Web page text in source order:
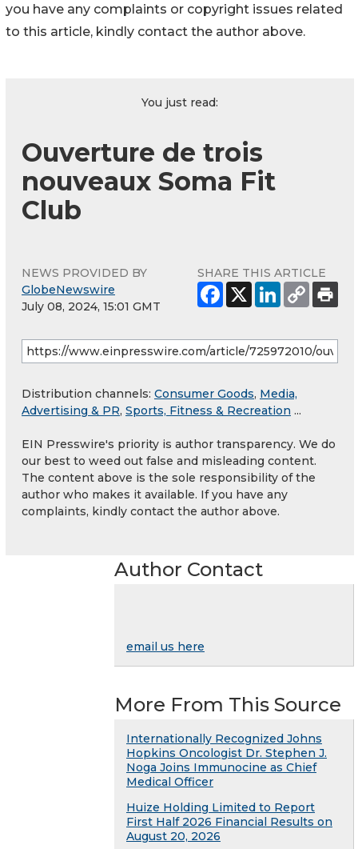
you have any complaints or copyright issues related
to this article, kindly contact the author above.
You just read:
Ouverture de trois
nouveaux Soma Fit
Club
NEWS PROVIDED BY
GlobeNewswire
July 08, 2024, 15:01 GMT
SHARE THIS ARTICLE
Distribution channels: Consumer Goods, Media,
Advertising & PR, Sports, Fitness & Recreation ...
EIN Presswire's priority is author transparency. We do
our best to weed out false and misleading content.
The content above is the sole responsibility of the
author who makes it available. If you have any
complaints, kindly contact the author above.
Author Contact
email us here
More From This Source
Internationally Recognized Johns
Hopkins Oncologist Dr. Stephen J.
Noga Joins Immunocine as Chief
Medical Officer
Huize Holding Limited to Report
First Half 2026 Financial Results on
August 20, 2026